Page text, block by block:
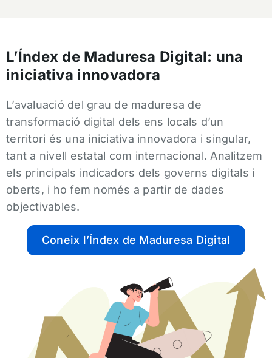
L’Índex de Maduresa Digital: una
iniciativa innovadora
L’avaluació del grau de maduresa de
transformació digital dels ens locals d’un
territori és una iniciativa innovadora i singular,
tant a nivell estatal com internacional. Analitzem
els principals indicadors dels governs digitals i
oberts, i ho fem només a partir de dades
objectivables.
Coneix l’Índex de Maduresa Digital